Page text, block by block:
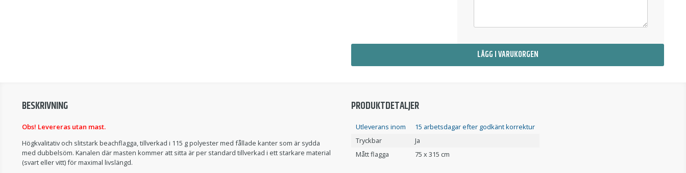
LÄGG I VARUKORGEN
BESKRIVNING
Obs! Levereras utan mast.
Högkvalitativ och slitstark beachflagga, tillverkad i 115 g polyester med fållade kanter som är sydda
med dubbelsöm. Kanalen där masten kommer att sitta är per standard tillverkad i ett starkare material
(svart eller vitt) för maximal livslängd.
PRODUKTDETALJER
Utleverans inom
15 arbetsdagar efter godkänt korrektur
Tryckbar
Ja
Mått flagga
75 x 315 cm